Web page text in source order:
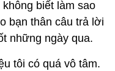
biết làm sao
bạn thân câu trả lời
những ngày qua.
tôi có quá vô tâm.